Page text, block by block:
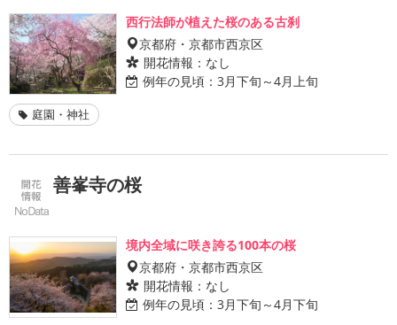
西行法師が植えた桜のある古刹
京都府・京都市西京区
開花情報： なし
例年の見頃： 3月下旬～4月上旬
庭園・神社
善峯寺の桜
境内全域に咲き誇る100本の桜
京都府・京都市西京区
開花情報： なし
例年の見頃： 3月下旬～4月下旬